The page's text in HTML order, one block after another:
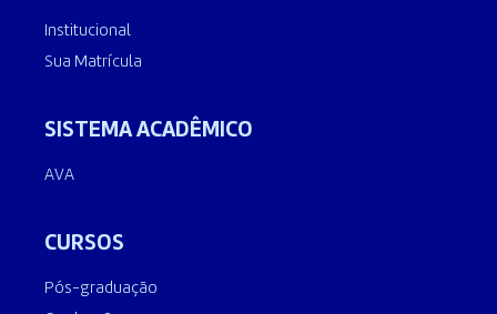
Institucional
Sua Matrícula
SISTEMA ACADÊMICO
AVA
CURSOS
Pós-graduação